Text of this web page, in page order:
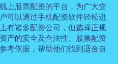
上股票配资的平台，为广大交
可以通过手机配资软件轻松进
有诸多配资公司，但选择正规
产的安全及合法性。股票配资
考依据，帮助他们找到适合自